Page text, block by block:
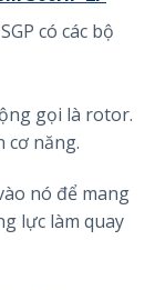
có các bộ
gọi là rotor.
cơ năng.
nó để mang
lực làm quay